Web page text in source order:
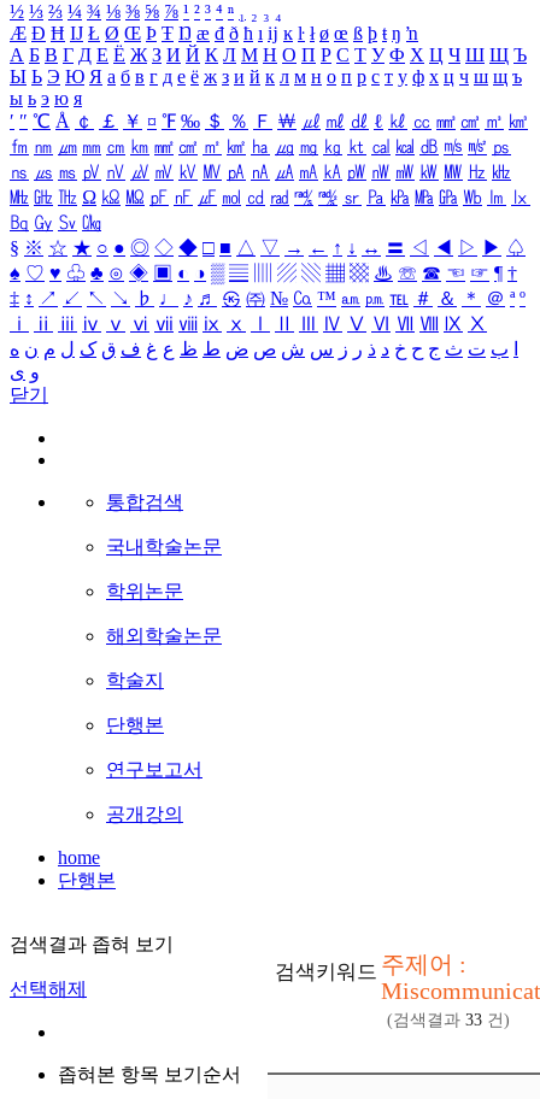
½ ⅓ ⅔ ¼ ¾ ⅛ ⅜ ⅝ ⅞ ¹ ² ³ ⁴ ⁿ ₁ ₂ ₃ ₄
Æ Ð Ħ Ĳ Ł Ø Œ Þ Ŧ Ŋ æ đ ð ħ ı ĳ ĸ ŀ ł ø œ ß þ ŧ ŋ ŉ
А Б В Г Д Е Ё Ж З И Й К Л М Н О П Р С Т У Ф Х Ц Ч Ш Щ Ъ
Ы Ь Э Ю Я а б в г д е ё ж з и й к л м н о п р с т у ф х ц ч ш щ ъ
ы ь э ю я
′ ″ ℃ Å ￠ ￡ ￥ ¤ ℉ ‰ ＄ ％ Ｆ ￦ ㎕ ㎖ ㎗ ℓ ㎘ ㏄ ㎣ ㎤ ㎥ ㎦
㎙ ㎚ ㎛ ㎜ ㎝ ㎞ ㎟ ㎠ ㎡ ㎢ ㏊ ㎍ ㎎ ㎏ ㏏ ㎈ ㎉ ㏈ ㎧ ㎨ ㎰
㎱ ㎲ ㎳ ㎴ ㎵ ㎶ ㎷ ㎸ ㎹ ㎀ ㎁ ㎂ ㎃ ㎄ ㎺ ㎻ ㎽ ㎾ ㎿ ㎐ ㎑
㎒ ㎓ ㎔ Ω ㏀ ㏁ ㎊ ㎋ ㎌ ㏖ ㏅ ㎭ ㎮ ㎯ ㏛ ㎩ ㎪ ㎫ ㎬ ㏝ ㏐
㏓
㏃ ㏉ ㏜ ㏆
§ ※ ☆ ★ ○ ● ◎ ◇ ◆ □ ■ △ ▽ → ← ↑ ↓ ↔ 〓 ◁ ◀ ▷ ▶ ♤
♠ ♡ ♥ ♧ ♣ ⊙ ◈ ▣ ◐ ◑ ▒ ▤ ▨ ▧ ▦ ▩ ♨ ☏ ☎ ☜ ☞ ¶ †
‡ ↕ ↗ ↙ ↖ ↘ ♭ ♩ ♪ ♬ ㉿ ㈜ № ㏇ ™ ㏂ ㏘ ℡ ＃ ＆ ＊ ＠ ª º
ⅰ
ⅱ ⅲ ⅳ ⅴ ⅵ ⅶ ⅷ ⅸ ⅹ Ⅳ Ⅴ Ⅵ Ⅶ Ⅷ Ⅸ Ⅹ
ب ت ث ج ح خ د ذ ر ز س ش ص ض ط ظ ع غ ف ق ک ل م ن ه
و ی
닫기
통합검색
국내학술논문
학위논문
해외학술논문
학술지
단행본
연구보고서
공개강의
home
단행본
검색결과 좁혀 보기
선택해제
좁혀본 항목 보기순서
검색키워드 주제어 :
(검색결과 33 건)